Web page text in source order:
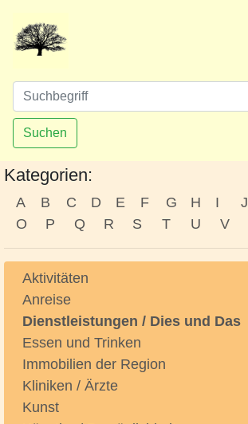
Suchen
Kategorien:
A B C D E F G H I J
O
P Q R S T U V
Aktivitäten
Anreise
Dienstleistungen / Dies und Das
Essen und Trinken
Immobilien der Region
Kliniken / Ärzte
Kunst